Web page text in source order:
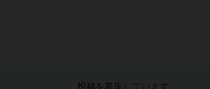
投稿を募集しています